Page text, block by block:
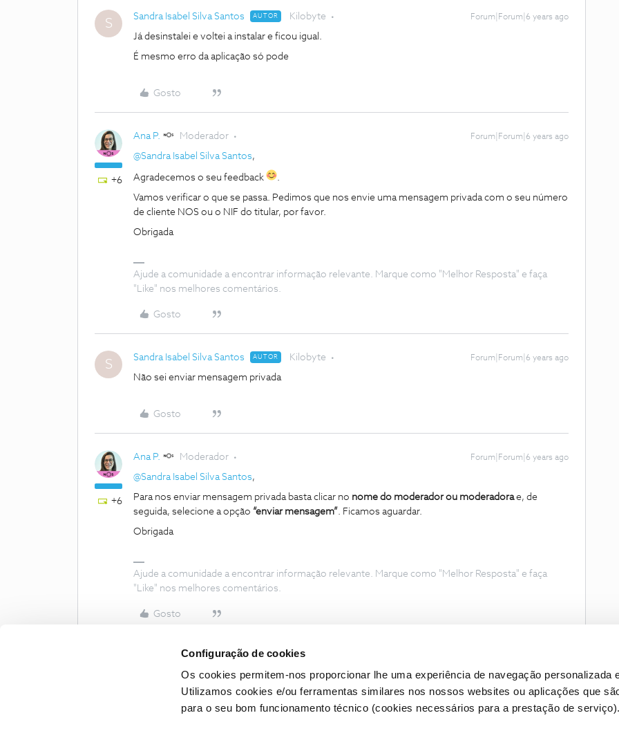
Configuração de cookies
Os cookies permitem-nos proporcionar lhe uma experiência de navegação personalizada
Utilizamos cookies e/ou ferramentas similares nos nossos websites ou aplicações que
para o seu bom funcionamento técnico (cookies necessários para a prestação de serviço).
S Sandra Isabel Silva Santos AUTOR Kilobyte Forum|Forum|6 years ago
Já desinstalei e voltei a instalar e ficou igual.
É mesmo erro da aplicação só pode
Gosto
+6
Ana P. Moderador Forum|Forum|6 years ago
@Sandra Isabel Silva Santos,
Agradecemos o seu feedback .
Vamos verificar o que se passa. Pedimos que nos envie uma mensagem privada com o seu número
de cliente NOS ou o NIF do titular, por favor.
Obrigada
Ajude a comunidade a encontrar informação relevante. Marque como "Melhor Resposta" e faça
"Like" nos melhores comentários.
Gosto
S Sandra Isabel Silva Santos AUTOR Kilobyte Forum|Forum|6 years ago
Não sei enviar mensagem privada
Gosto
+6
Ana P. Moderador Forum|Forum|6 years ago
@Sandra Isabel Silva Santos,
Para nos enviar mensagem privada basta clicar no nome do moderador ou moderadorae, de
seguida, selecione a opção “enviar mensagem”. Ficamos aguardar.
Obrigada
Ajude a comunidade a encontrar informação relevante. Marque como "Melhor Resposta" e faça
"Like" nos melhores comentários.
Gosto